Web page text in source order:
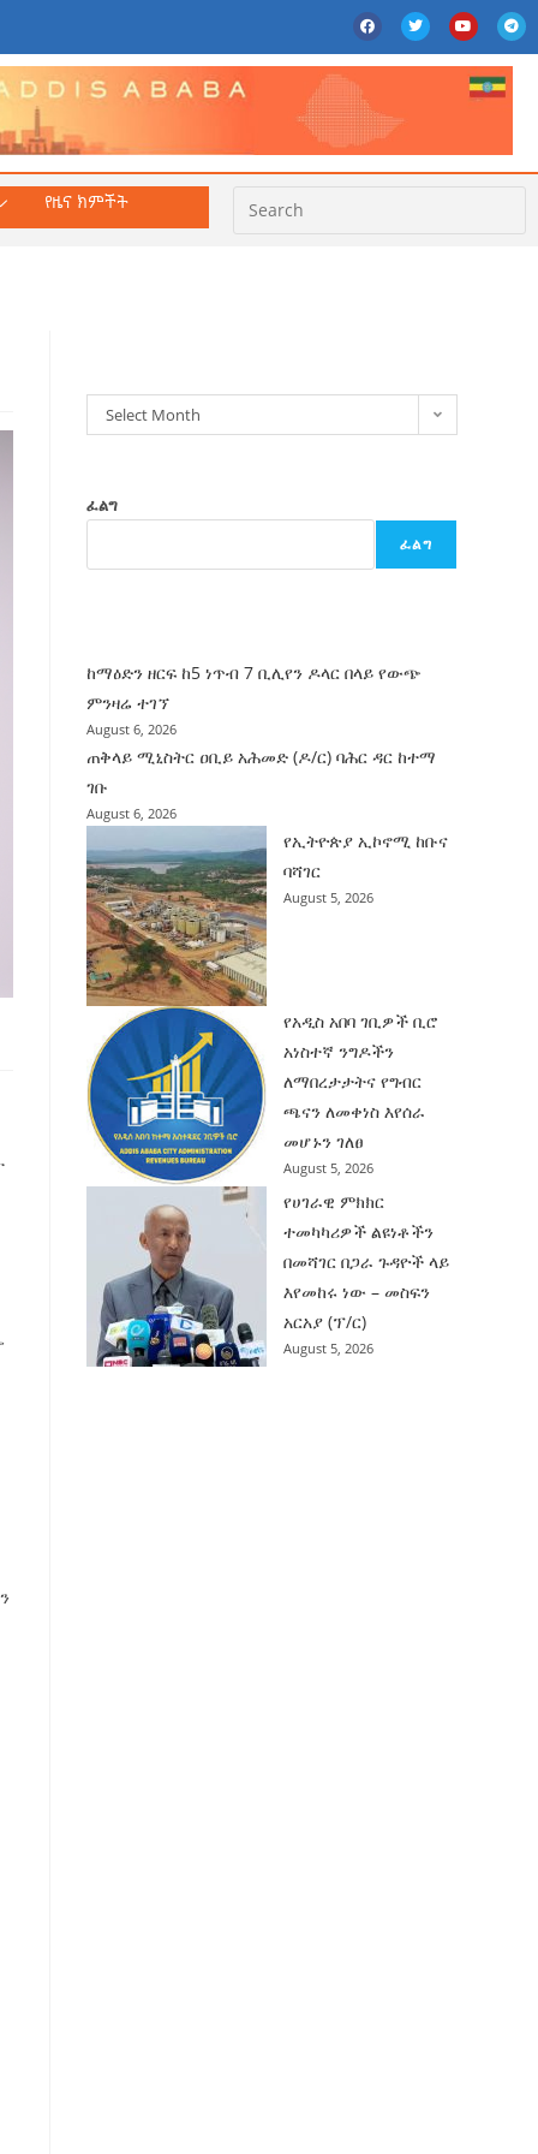
የዜና ክምችት
Select Month
ፈልግ
ፈልግ
ከማዕድን ዘርፍ ከ5 ነጥብ 7 ቢሊየን ዶላር በላይ የውጭ
ምንዛሬ ተገኘ
August 6, 2026
ጠቅላይ ሚኒስትር ዐቢይ አሕመድ (ዶ/ር) ባሕር ዳር ከተማ
ገቡ
August 6, 2026
የኢትዮጵያ ኢኮኖሚ ከቡና
ባሻገር
August 5, 2026
የአዲስ አበባ ገቢዎች ቢሮ
አነስተኛ ንግዶችን
ለማበረታታትና የግብር
ጫናን ለመቀነስ እየሰራ
መሆኑን ገለፀ
August 5, 2026
የሀገራዊ ምክክር
ተመካካሪዎች ልዩነቶችን
በመሻገር በጋራ ጉዳዮች ላይ
እየመከሩ ነው – መስፍን
አርአያ (ፕ/ር)
August 5, 2026